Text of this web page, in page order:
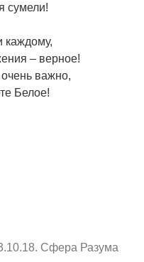
сумели!
каждому,
– верное!
важно,
Белое!
Сфера Разума